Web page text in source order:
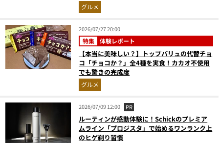
グルメ
2026/07/27 20:00
特集 体験レポート
【本当に美味しい？】トップバリュの代替チョ
コ「チョコか？」全4種を実食！カカオ不使用
でも驚きの完成度
グルメ
2026/07/09 12:00 PR
ルーティンが感動体験に！Schickのプレミア
ムライン「プロジスタ」で始めるワンランク上
のヒゲ剃り習慣